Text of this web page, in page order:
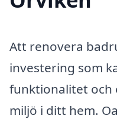
Att renovera
investering som
funktionalitet och
miljö i ditt hem.